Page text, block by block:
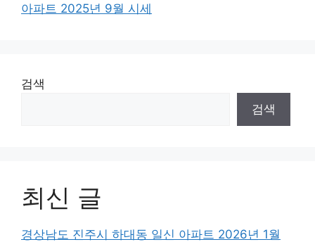
아파트 2025년 9월 시세
검색
검색
최신 글
경상남도 진주시 하대동 일신 아파트 2026년 1월